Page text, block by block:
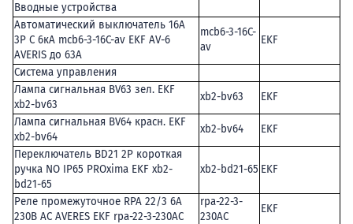
Вводные устройства
Автоматический выключатель 16А
3P C 6кА mcb6-3-16C-av EKF AV-6
AVERIS до 63А
mcb6-3-16C-
av
EKF
Система управления
Лампа сигнальная BV63 зел. EKF
xb2-bv63
xb2-bv63
EKF
Лампа сигнальная BV64 красн. EKF
xb2-bv64
xb2-bv64
EKF
Переключатель BD21 2P короткая
ручка NO IP65 PROxima EKF xb2-
bd21-65
xb2-bd21-65 EKF
Реле промежуточное RPA 22/3 6А
230В AC AVERES EKF rpa-22-3-230AC
rpa-22-3-
230AC
EKF